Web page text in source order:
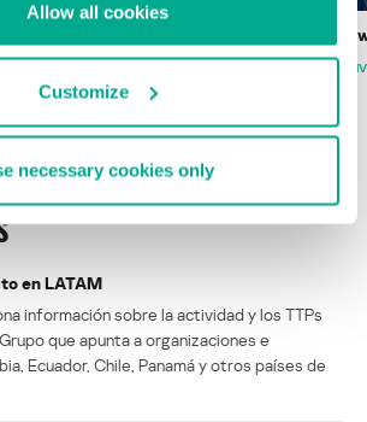
Allow all cookies
Customize
necessary cookies only
Fútbol 2026
Estado del
MARC
en LATAM
información sobre la actividad y los TTPs
que apunta a organizaciones e
Ecuador, Chile, Panamá y otros países de